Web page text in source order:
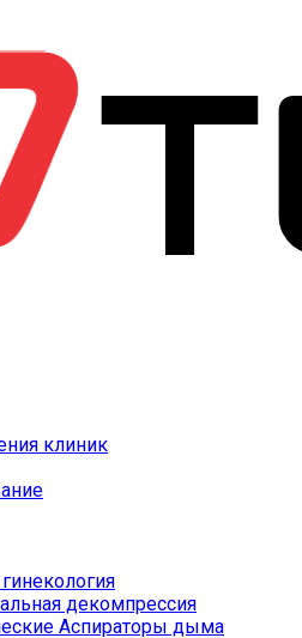
клиник
декомпрессия
Аспираторы дыма